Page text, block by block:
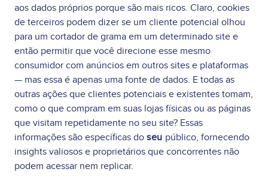
aos dados próprios porque são mais ricos. Claro, cookies
de terceiros podem dizer se um cliente potencial olhou
para um cortador de grama em um determinado site e
então permitir que você direcione esse mesmo
consumidor com anúncios em outros sites e plataformas
— mas essa é apenas uma fonte de dados. E todas as
outras ações que clientes potenciais e existentes tomam,
como o que compram em suas lojas físicas ou as páginas
que visitam repetidamente no seu site? Essas
informações são específicas do seu público, fornecendo
insights valiosos e proprietários que concorrentes não
podem acessar nem replicar.